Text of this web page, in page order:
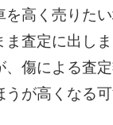
を高く売りた
ま査定に出し
、傷による査
うが高くなる